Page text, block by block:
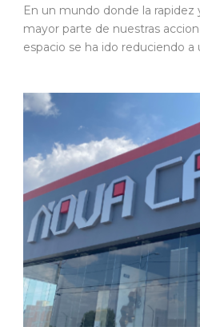
En un mundo donde la rapidez
mayor parte de nuestras
espacio se ha ido reduciendo a